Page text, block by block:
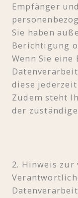
Empfänger
Sie haben
Berichtigung
Wenn Sie
diese
Zudem steht
der
2. Hinweis